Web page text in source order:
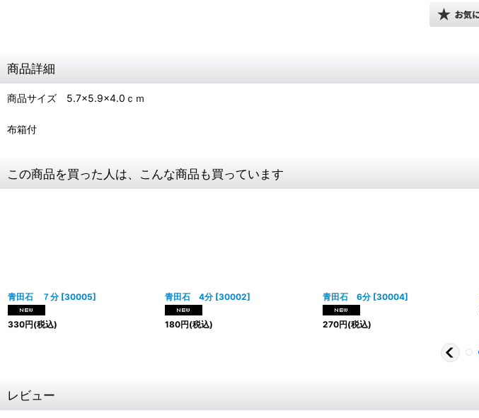
商品詳細
商品サイズ 5.7×5.9×4.0ｃｍ
布箱付
この商品を買った人は、こんな商品も買っています
青田石 ７分 [30005]
330円(税込)
青田石 4分 [30002]
180円(税込)
青田石 6分 [30004]
270円(税込)
レビュー